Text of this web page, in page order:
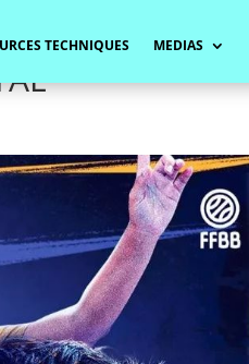
TECHNIQUES MEDIAS